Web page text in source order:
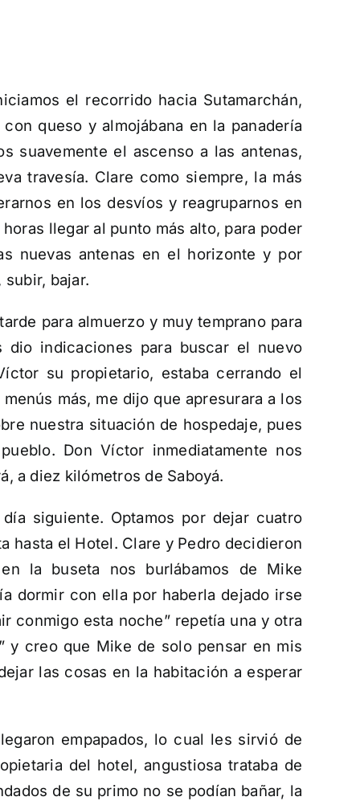
el recorrido hacia Sutamarchán,
queso y almojábana en la panadería
suavemente el ascenso a las antenas,
travesía. Clare como siempre, la más
en los desvíos y reagruparnos en
llegar al punto más alto, para poder
nuevas antenas en el horizonte y por
bajar.
para almuerzo y muy temprano para
dio indicaciones para buscar el nuevo
su propietario, estaba cerrando el
más, me dijo que apresurara a los
nuestra situación de hospedaje, pues
Don Víctor inmediatamente nos
a diez kilómetros de Saboyá.
siguiente. Optamos por dejar cuatro
hasta el Hotel. Clare y Pedro decidieron
la buseta nos burlábamos de Mike
dormir con ella por haberla dejado irse
conmigo esta noche” repetía una y otra
y creo que Mike de solo pensar en mis
las cosas en la habitación a esperar
empapados, lo cual les sirvió de
del hotel, angustiosa trataba de
de su primo no se podían bañar, la